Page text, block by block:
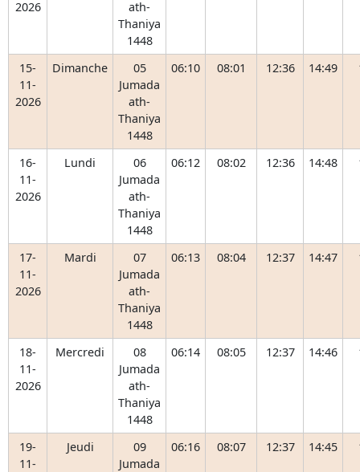
2026
ath-
Thaniya
1448
15-
11-
2026
Dimanche
05
Jumada
ath-
Thaniya
1448
06:10 08:01 12:36 14:49
16-
11-
2026
Lundi
06
Jumada
ath-
Thaniya
1448
06:12 08:02 12:36 14:48
17-
11-
2026
Mardi
07
Jumada
ath-
Thaniya
1448
06:13 08:04 12:37 14:47
18-
11-
2026
Mercredi
08
Jumada
ath-
Thaniya
1448
06:14 08:05 12:37 14:46
19-
11-
Jeudi
09
Jumada
06:16 08:07 12:37 14:45